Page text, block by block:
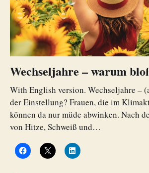
Wechseljahre – warum
With English version. Wechseljahre –
der Einstellung? Frauen, die im
können da nur müde abwinken. Nach
von Hitze, Schweiß und…